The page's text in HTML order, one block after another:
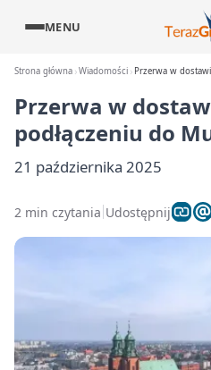
MENU
Strona główna Wiadomości Przerwa w
Przerwa w
podłączeniu do
21 października 2025
2 min czytania Udostępnij